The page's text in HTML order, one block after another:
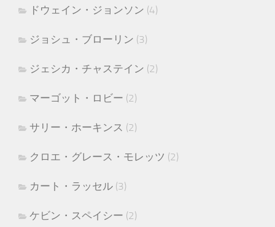
ドウェイン・ジョンソン (4)
ジョシュ・ブローリン (3)
ジェシカ・チャステイン (2)
マーゴット・ロビー (2)
サリー・ホーキンス (2)
クロエ・グレース・モレッツ (2)
カート・ラッセル (3)
ケビン・スペイシー (2)